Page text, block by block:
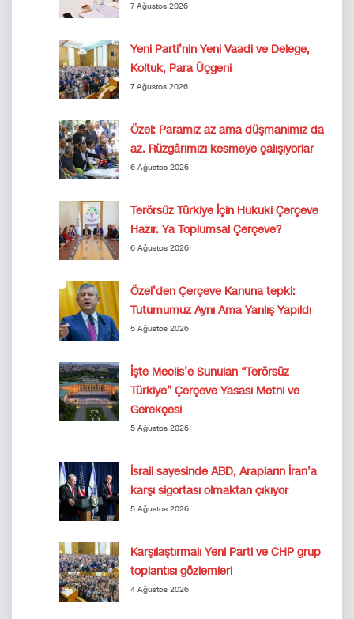
7 Ağustos 2026
Yeni Parti’nin Yeni Vaadi ve Delege,
Koltuk, Para Üçgeni
7 Ağustos 2026
Özel: Paramız az ama düşmanımız da
az. Rüzgârımızı kesmeye çalışıyorlar
6 Ağustos 2026
Terörsüz Türkiye İçin Hukuki Çerçeve
Hazır. Ya Toplumsal Çerçeve?
6 Ağustos 2026
Özel’den Çerçeve Kanuna tepki:
Tutumumuz Aynı Ama Yanlış Yapıldı
5 Ağustos 2026
İşte Meclis’e Sunulan “Terörsüz
Türkiye” Çerçeve Yasası Metni ve
Gerekçesi
5 Ağustos 2026
İsrail sayesinde ABD, Arapların İran’a
karşı sigortası olmaktan çıkıyor
5 Ağustos 2026
Karşılaştırmalı Yeni Parti ve CHP grup
toplantısı gözlemleri
4 Ağustos 2026